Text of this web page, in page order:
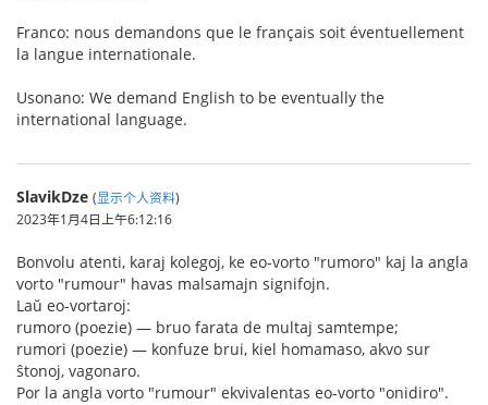
Franco: nous demandons que le français soit éventuellement
la langue internationale.
Usonano: We demand English to be eventually the
international language.
SlavikDze (显示个人资料)
2023年1月4日上午6:12:16
Bonvolu atenti, karaj kolegoj, ke eo-vorto "rumoro" kaj la angla
vorto "rumour" havas malsamajn signifojn.
Laŭ eo-vortaroj:
rumoro (poezie) — bruo farata de multaj samtempe;
rumori (poezie) — konfuze brui, kiel homamaso, akvo sur
ŝtonoj, vagonaro.
Por la angla vorto "rumour" ekvivalentas eo-vorto "onidiro".